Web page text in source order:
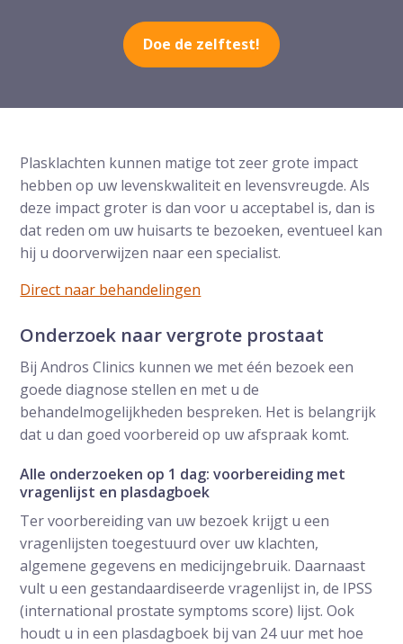
Doe de zelftest!
Plasklachten kunnen matige tot zeer grote impact
hebben op uw levenskwaliteit en levensvreugde. Als
deze impact groter is dan voor u acceptabel is, dan is
dat reden om uw huisarts te bezoeken, eventueel kan
hij u doorverwijzen naar een specialist.
Direct naar behandelingen
Onderzoek naar vergrote prostaat
Bij Andros Clinics kunnen we met één bezoek een
goede diagnose stellen en met u de
behandelmogelijkheden bespreken. Het is belangrijk
dat u dan goed voorbereid op uw afspraak komt.
Alle onderzoeken op 1 dag: voorbereiding met
vragenlijst en plasdagboek
Ter voorbereiding van uw bezoek krijgt u een
vragenlijsten toegestuurd over uw klachten,
algemene gegevens en medicijngebruik. Daarnaast
vult u een gestandaardiseerde vragenlijst in, de IPSS
(international prostate symptoms score) lijst. Ook
houdt u in een plasdagboek bij van 24 uur met hoe